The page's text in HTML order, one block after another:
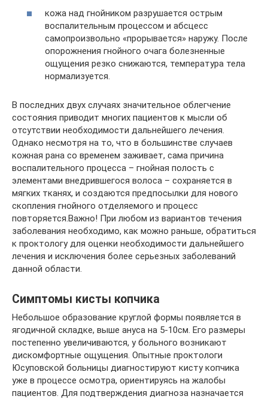
кожа над гнойником разрушается острым
воспалительным процессом и абсцесс
самопроизвольно «прорывается» наружу. После
опорожнения гнойного очага болезненные
ощущения резко снижаются, температура тела
нормализуется.
В последних двух случаях значительное облегчение
состояния приводит многих пациентов к мысли об
отсутствии необходимости дальнейшего лечения.
Однако несмотря на то, что в большинстве случаев
кожная рана со временем заживает, сама причина
воспалительного процесса – гнойная полость с
элементами внедрившегося волоса – сохраняется в
мягких тканях, и создаются предпосылки для нового
скопления гнойного отделяемого и процесс
повторяется.Важно! При любом из вариантов течения
заболевания необходимо, как можно раньше, обратиться
к проктологу для оценки необходимости дальнейшего
лечения и исключения более серьезных заболеваний
данной области.
Симптомы кисты копчика
Небольшое образование круглой формы появляется в
ягодичной складке, выше ануса на 5-10см. Его размеры
постепенно увеличиваются, у больного возникают
дискомфортные ощущения. Опытные проктологи
Юсуповской больницы диагностируют кисту копчика
уже в процессе осмотра, ориентируясь на жалобы
пациентов. Для подтверждения диагноза назначается